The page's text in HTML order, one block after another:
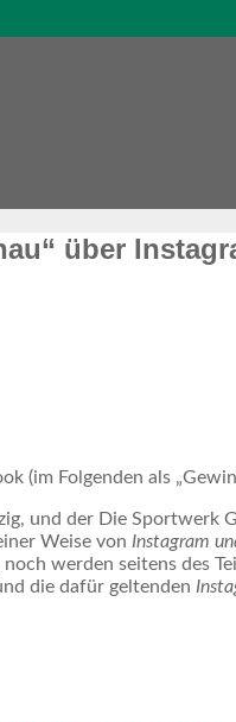
über
(im Folgenden als
und der Die Sportwerk
Weise von Instagram
werden seitens des
die dafür geltenden